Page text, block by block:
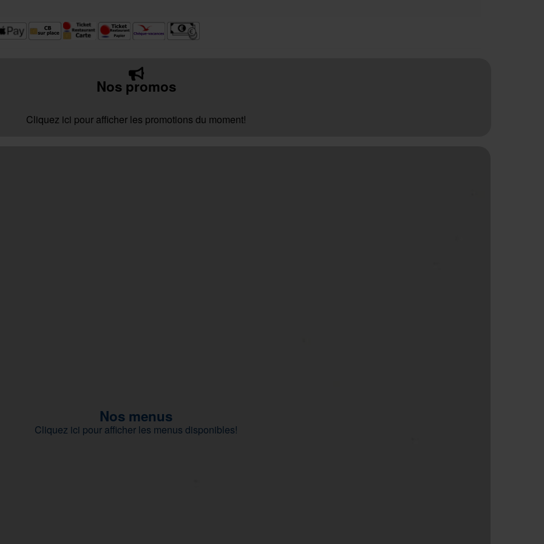
Nos promos
Cliquez ici pour afficher les promotions du moment!
Nos menus
Cliquez ici pour afficher les menus disponibles!